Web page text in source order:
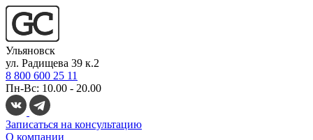
Ульяновск
ул. Радищева 39 к.2
8 800 600 25 11
Пн-Вс: 10.00 - 20.00
Записаться на консультацию
О компании